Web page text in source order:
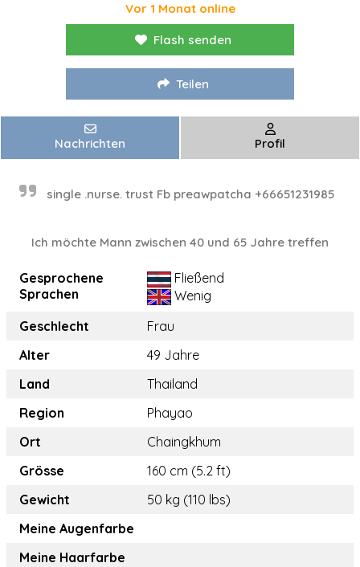
Vor 1 Monat online
Flash senden
Teilen
Nachrichten Profil
single .nurse. trust Fb preawpatcha +66651231985
Ich möchte Mann zwischen 40 und 65 Jahre treffen
Gesprochene
Sprachen
Fließend
Wenig
Geschlecht
Frau
Alter
49 Jahre
Land
Thailand
Region
Phayao
Ort
Chaingkhum
Grösse
160 cm (5.2 ft)
Gewicht
50 kg (110 lbs)
Meine Augenfarbe
Meine Haarfarbe